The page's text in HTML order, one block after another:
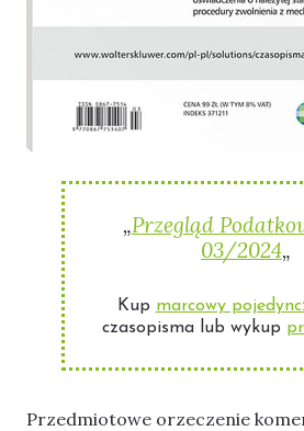
„Przegląd
03/2024„
Kup marcowy
czasopisma lub wykup
Przedmiotowe orzeczenie